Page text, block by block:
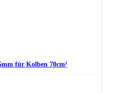
für Kolben 70cm³